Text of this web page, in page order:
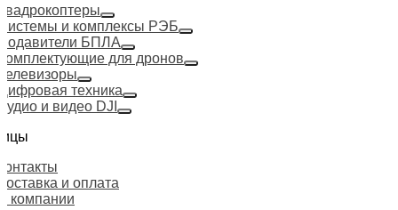
и комплексы РЭБ
БПЛА
для дронов
техника
и видео DJI
и оплата
компании